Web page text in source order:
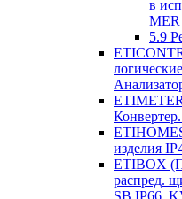
в
5.9
изделия
ETIBOX
распред.
SB IP66,